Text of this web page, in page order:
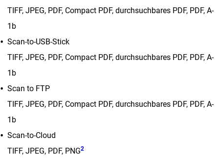
TIFF, JPEG, PDF, Compact PDF, durchsuchbares PDF, PDF, A-
1b
Scan-to-USB-Stick
TIFF, JPEG, PDF, Compact PDF, durchsuchbares PDF, PDF, A-
1b
Scan to FTP
TIFF, JPEG, PDF, Compact PDF, durchsuchbares PDF, PDF, A-
1b
Scan-to-Cloud
TIFF, JPEG, PDF, PNG2